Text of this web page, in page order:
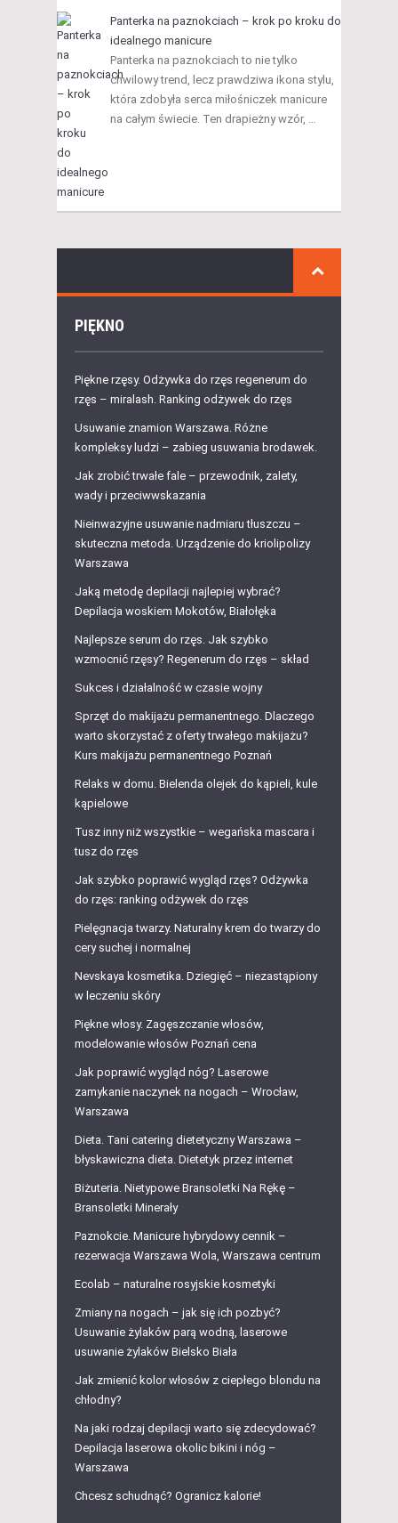
Panterka na paznokciach – krok po kroku do
idealnego manicure
Panterka na paznokciach to nie tylko
chwilowy trend, lecz prawdziwa ikona stylu,
która zdobyła serca miłośniczek manicure
na całym świecie. Ten drapieżny wzór, …
PIĘKNO
Piękne rzęsy. Odżywka do rzęs regenerum do
rzęs – miralash. Ranking odżywek do rzęs
Usuwanie znamion Warszawa. Różne
kompleksy ludzi – zabieg usuwania brodawek.
Jak zrobić trwałe fale – przewodnik, zalety,
wady i przeciwwskazania
Nieinwazyjne usuwanie nadmiaru tłuszczu –
skuteczna metoda. Urządzenie do kriolipolizy
Warszawa
Jaką metodę depilacji najlepiej wybrać?
Depilacja woskiem Mokotów, Białołęka
Najlepsze serum do rzęs. Jak szybko
wzmocnić rzęsy? Regenerum do rzęs – skład
Sukces i działalność w czasie wojny
Sprzęt do makijażu permanentnego. Dlaczego
warto skorzystać z oferty trwałego makijażu?
Kurs makijażu permanentnego Poznań
Relaks w domu. Bielenda olejek do kąpieli, kule
kąpielowe
Tusz inny niż wszystkie – wegańska mascara i
tusz do rzęs
Jak szybko poprawić wygląd rzęs? Odżywka
do rzęs: ranking odżywek do rzęs
Pielęgnacja twarzy. Naturalny krem do twarzy do
cery suchej i normalnej
Nevskaya kosmetika. Dziegięć – niezastąpiony
w leczeniu skóry
Piękne włosy. Zagęszczanie włosów,
modelowanie włosów Poznań cena
Jak poprawić wygląd nóg? Laserowe
zamykanie naczynek na nogach – Wrocław,
Warszawa
Dieta. Tani catering dietetyczny Warszawa –
błyskawiczna dieta. Dietetyk przez internet
Biżuteria. Nietypowe Bransoletki Na Rękę –
Bransoletki Minerały
Paznokcie. Manicure hybrydowy cennik –
rezerwacja Warszawa Wola, Warszawa centrum
Ecolab – naturalne rosyjskie kosmetyki
Zmiany na nogach – jak się ich pozbyć?
Usuwanie żylaków parą wodną, laserowe
usuwanie żylaków Bielsko Biała
Jak zmienić kolor włosów z ciepłego blondu na
chłodny?
Na jaki rodzaj depilacji warto się zdecydować?
Depilacja laserowa okolic bikini i nóg –
Warszawa
Chcesz schudnąć? Ogranicz kalorie!